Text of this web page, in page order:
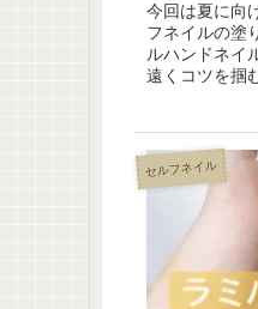
今回は夏に向
フネイルの塗
ルハンドネイ
遠くコツを掴
セルフネイル